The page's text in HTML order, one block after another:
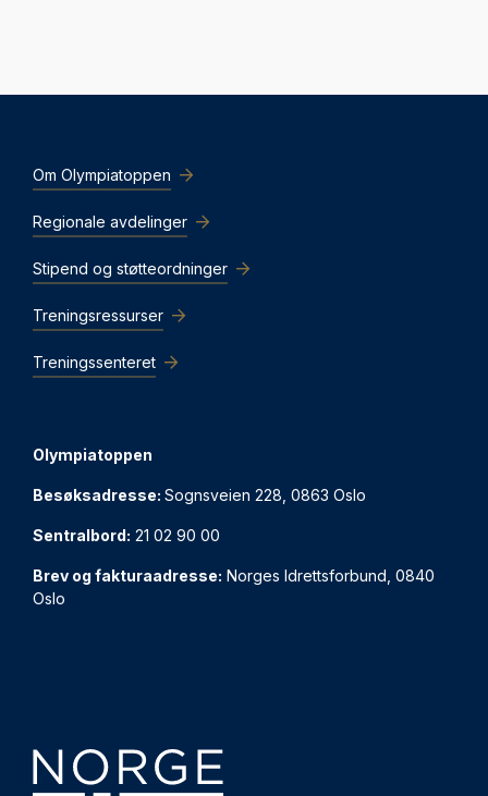
Om Olympiatoppen
Regionale avdelinger
Stipend og støtteordninger
Treningsressurser
Treningssenteret
Olympiatoppen
Besøksadresse: Sognsveien 228, 0863 Oslo
Sentralbord: 21 02 90 00
Brev og fakturaadresse: Norges Idrettsforbund, 0840
Oslo